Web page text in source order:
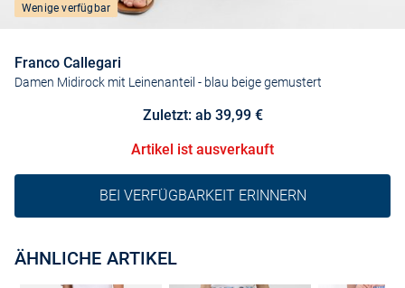
Wenige verfügbar
Franco Callegari
Damen Midirock mit Leinenanteil - blau beige gemustert
Zuletzt: ab 39,99 €
Artikel ist ausverkauft
BEI VERFÜGBARKEIT ERINNERN
ÄHNLICHE ARTIKEL